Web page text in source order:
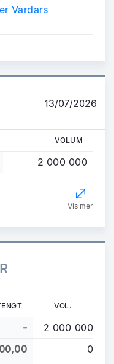
Vardars
13/07/2026
VOLUM
2 000 000
Vis mer
VOL.
-
2 000 000
0